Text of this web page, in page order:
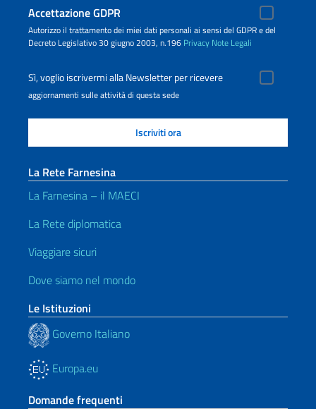
Accettazione GDPR
Autorizzo il trattamento dei miei dati personali ai sensi del GDPR e del
Decreto Legislativo 30 giugno 2003, n.196 Privacy Note Legali
Sì, voglio iscrivermi alla Newsletter per ricevere
aggiornamenti sulle attività di questa sede
La Rete Farnesina
La Farnesina – il MAECI
La Rete diplomatica
Viaggiare sicuri
Dove siamo nel mondo
Le Istituzioni
Governo Italiano
Europa.eu
Domande frequenti